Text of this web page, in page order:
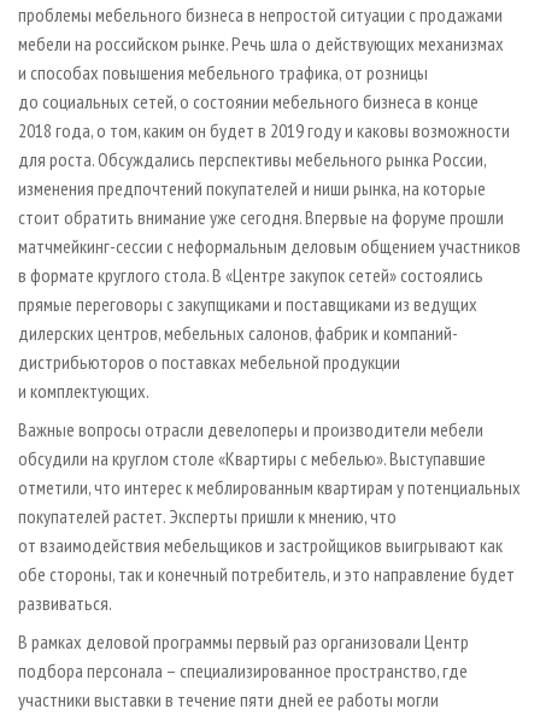
проблемы мебельного бизнеса в непростой ситуации с продажами
мебели на российском рынке. Речь шла о действующих механизмах
и способах повышения мебельного трафика, от розницы
до социальных сетей, о состоянии мебельного бизнеса в конце
2018 года, о том, каким он будет в 2019 году и каковы возможности
для роста. Обсуждались перспективы мебельного рынка России,
изменения предпочтений покупателей и ниши рынка, на которые
стоит обратить внимание уже сегодня. Впервые на форуме прошли
матчмейкинг-сессии с неформальным деловым общением участников
в формате круглого стола. В «Центре закупок сетей» состоялись
прямые переговоры с закупщиками и поставщиками из ведущих
дилерских центров, мебельных салонов, фабрик и компаний-
дистрибьюторов о поставках мебельной продукции
и комплектующих.
Важные вопросы отрасли девелоперы и производители мебели
обсудили на круглом столе «Квартиры с мебелью». Выступавшие
отметили, что интерес к меблированным квартирам у потенциальных
покупателей растет. Эксперты пришли к мнению, что
от взаимодействия мебельщиков и застройщиков выигрывают как
обе стороны, так и конечный потребитель, и это направление будет
развиваться.
В рамках деловой программы первый раз организовали Центр
подбора персонала – специализированное пространство, где
участники выставки в течение пяти дней ее работы могли